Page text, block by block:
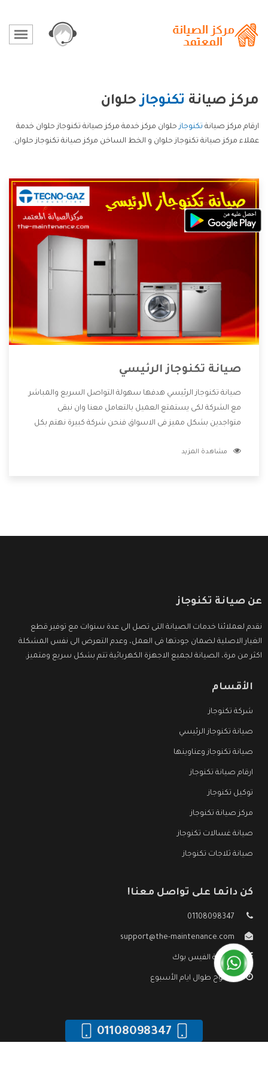
مركز صيانة تكنوجازحلوان
ارقام مركز صيانة تكنوجازحلوان مركز خدمة مركز صيانة تكنوجاز حلوان خدمة
عملاء مركز صيانة تكنوجاز حلوان و الخط الساخن مركز صيانة تكنوجاز حلوان.
صيانة تكنوجاز الرئيسي
صيانة تكنوجاز الرئيسي هدفها سهولة التواصل السريع والمباشر
مع الشركة لكى يستمتع العميل بالتعامل معنا وان نبقى
متواجدين بشكل مميز فى الاسواق فنحن شركة كبيرة نهتم بكل
الشركة بها والتى تكون منها خدمة الصيانة التى تكون من أهم
مشاهدة المزيد
عن صيانة تكنوجاز
نقدم لعملائنا خدمات الصيانة التى تصل الى عدة سنوات مع توفير قطع
الغيار الاصلية لضمان جودتها فى العمل، وعدم التعرض الى نفس المشكلة
اكثر من مرة، الصيانة لجميع الاجهزة الكهربائية تتم بشكل سريع ومتميز.
الأقسام
شركة تكنوجاز
صيانة تكنوجاز الرئيسي
صيانة تكنوجاز وعناوينها
ارقام صيانة تكنوجاز
توكيل تكنوجاز
مركز صيانة تكنوجاز
صيانة غسالات تكنوجاز
صيانة ثلاجات تكنوجاز
كن دائما على تواصل معنا!
01108098347
support@the-maintenance.com
صفحة الفيس بوك
مفتوح طوال ايام الأسبوع
01108098347